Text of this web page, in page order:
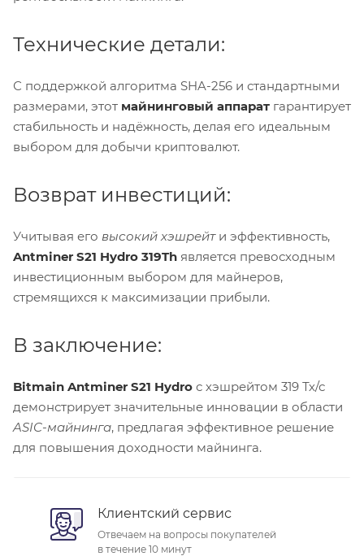
Технические детали:
С поддержкой алгоритма SHA-256 и стандартными
размерами, этот майнинговый аппарат гарантирует
стабильность и надёжность, делая его идеальным
выбором для добычи криптовалют.
Возврат инвестиций:
Учитывая его высокий хэшрейти эффективность,
Antminer S21 Hydro 319Th является превосходным
инвестиционным выбором для майнеров,
стремящихся к максимизации прибыли.
В заключение:
Bitmain Antminer S21 Hydro с хэшрейтом 319 Тх/с
демонстрирует значительные инновации в области
ASIC-майнинга, предлагая эффективное решение
для повышения доходности майнинга.
Клиентский сервис
Отвечаем на вопросы покупателей
в течение 10 минут